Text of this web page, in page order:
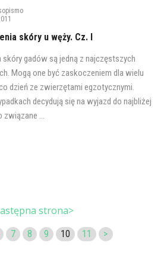
skóry u węży. Cz. I
gadów są jedną z najczęstszych
Mogą one być zaskoczeniem dla wielu
dzień ze zwierzętami egzotycznymi.
decydują się na wyjazd do najbliżej
związane ...
strona>
7 8 9 10 11 >